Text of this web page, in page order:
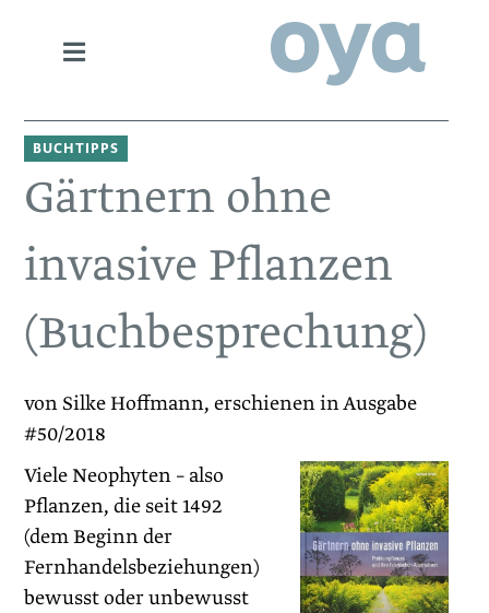
BUCHTIPPS
Gärtnern ohne
invasive Pflanzen
(Buchbesprechung)
von Silke Hoffmann, erschienen in Ausgabe
#50/2018
Viele Neophyten – also
Pflanzen, die seit 1492
(dem Beginn der
Fernhandelsbeziehungen)
bewusst oder unbewusst